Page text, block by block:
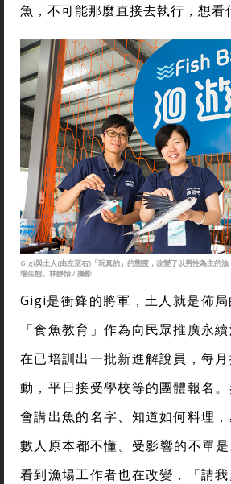
魚，不可能那麼直接去執行，想看
Gigi與土人(由左至右)「玩真的」的態度，改變了以男性為主的漁
場生態。林靜怡 / 攝影
Gigi是衝鋒的將軍，土人就是佈
「食魚教育」作為向民眾推廣永
在已培訓出一批新進解說員，每
動，平日接受學校等的團體報名
會講出魚的名字、知道如何料理
數人原本都不懂。受影響的不單
看到漁場工作者也在改變，「請